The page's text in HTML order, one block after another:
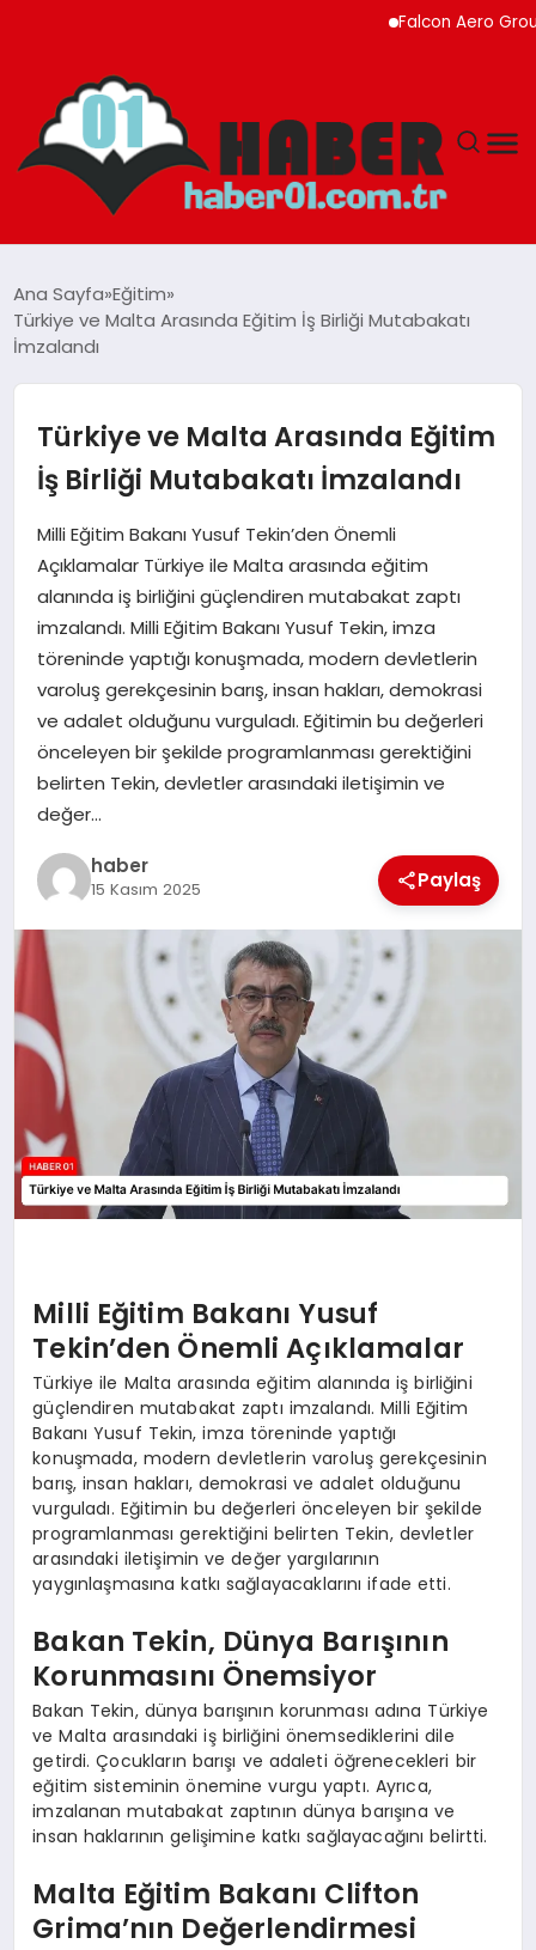
Falcon Aero Group,
ADANA
GÜNDEM
MAGAZIN
EĞITIM
TEKNOLOJI
Ana Sayfa Eğitim
Türkiye ve Malta Arasında Eğitim İş Birliği Mutabakatı
İmzalandı
Türkiye ve Malta Arasında Eğitim
İş Birliği Mutabakatı İmzalandı
Milli Eğitim Bakanı Yusuf Tekin’den Önemli
Açıklamalar Türkiye ile Malta arasında eğitim
alanında iş birliğini güçlendiren mutabakat zaptı
imzalandı. Milli Eğitim Bakanı Yusuf Tekin, imza
töreninde yaptığı konuşmada, modern devletlerin
varoluş gerekçesinin barış, insan hakları, demokrasi
ve adalet olduğunu vurguladı. Eğitimin bu değerleri
önceleyen bir şekilde programlanması gerektiğini
belirten Tekin, devletler arasındaki iletişimin ve
değer…
haber
15 Kasım 2025 Paylaş
Milli Eğitim Bakanı Yusuf
Tekin’den Önemli Açıklamalar
Türkiye ile Malta arasında eğitim alanında iş birliğini
güçlendiren mutabakat zaptı imzalandı. Milli Eğitim
Bakanı Yusuf Tekin, imza töreninde yaptığı
konuşmada, modern devletlerin varoluş gerekçesinin
barış, insan hakları, demokrasi ve adalet olduğunu
vurguladı. Eğitimin bu değerleri önceleyen bir şekilde
programlanması gerektiğini belirten Tekin, devletler
arasındaki iletişimin ve değer yargılarının
yaygınlaşmasına katkı sağlayacaklarını ifade etti.
Bakan Tekin, Dünya Barışının
Korunmasını Önemsiyor
Bakan Tekin, dünya barışının korunması adına Türkiye
ve Malta arasındaki iş birliğini önemsediklerini dile
getirdi. Çocukların barışı ve adaleti öğrenecekleri bir
eğitim sisteminin önemine vurgu yaptı. Ayrıca,
imzalanan mutabakat zaptının dünya barışına ve
insan haklarının gelişimine katkı sağlayacağını belirtti.
Malta Eğitim Bakanı Clifton
Grima’nın Değerlendirmesi